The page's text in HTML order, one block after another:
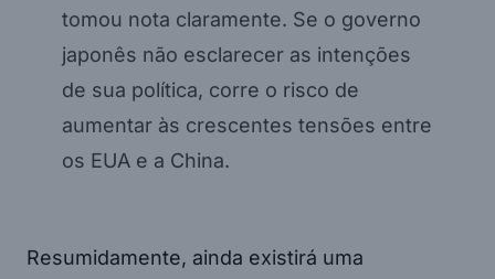
tomou nota claramente. Se o governo
japonês não esclarecer as intenções
de sua política, corre o risco de
aumentar às crescentes tensões entre
os EUA e a China.
Resumidamente, ainda existirá uma